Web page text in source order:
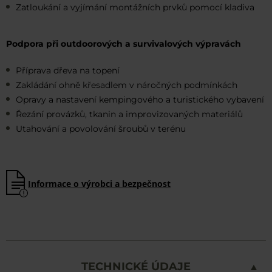
Zatloukání a vyjímání montážních prvků pomocí kladiva
Podpora při outdoorových a survivalových výpravách
Příprava dřeva na topení
Zakládání ohně křesadlem v náročných podmínkách
Opravy a nastavení kempingového a turistického vybavení
Řezání provázků, tkanin a improvizovaných materiálů
Utahování a povolování šroubů v terénu
Informace o výrobci a bezpečnost
TECHNICKÉ ÚDAJE